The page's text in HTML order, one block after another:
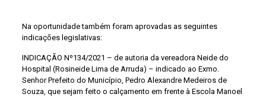
Na oportunidade também foram aprovadas as seguintes
indicações legislativas:
INDICAÇÃO Nº134/2021 – de autoria da vereadora Neide do
Hospital (Rosineide Lima de Arruda) – indicado ao Exmo.
Senhor Prefeito do Município, Pedro Alexandre Medeiros de
Souza, que sejam feito o calçamento em frente à Escola Manoel